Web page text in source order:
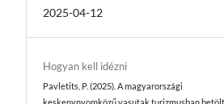
2025-04-12
Hogyan kell idézni
Pavletits, P. (2025). A magyarországi